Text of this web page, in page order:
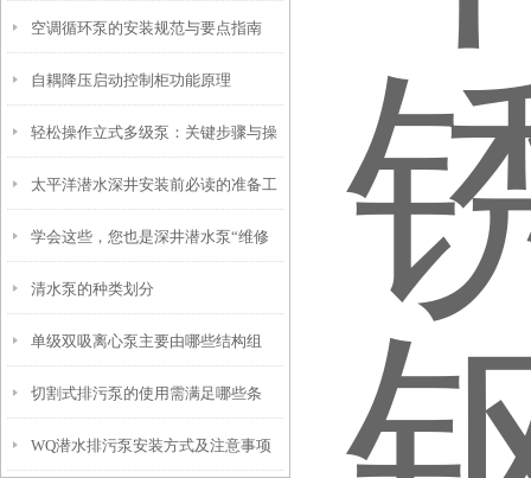
空调循环泵的安装规范与要点指南
自耦降压启动控制柜功能原理
轻松操作立式多级泵：关键步骤与操
作技巧全解析
太平洋潜水深井安装前必读的准备工
作
学会这些，您也是深井潜水泵“维修
员”
清水泵的种类划分
单级双吸离心泵主要由哪些结构组
成？
切割式排污泵的使用需满足哪些条
件？
WQ潜水排污泵安装方式及注意事项